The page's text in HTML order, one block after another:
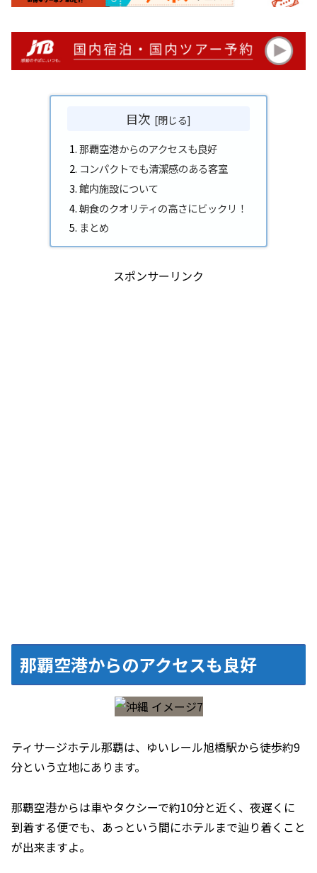
目次
那覇空港からのアクセスも良好
コンパクトでも清潔感のある客室
館内施設について
朝食のクオリティの高さにビックリ！
まとめ
スポンサーリンク
那覇空港からのアクセスも良好
ティサージホテル那覇は、ゆいレール旭橋駅から徒歩約9
分という立地にあります。
那覇空港からは車やタクシーで約10分と近く、夜遅くに
到着する便でも、あっという間にホテルまで辿り着くこと
が出来ますよ。